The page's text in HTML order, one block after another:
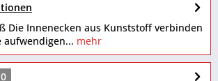
Die Innenecken aus Kunststoff verbinden
aufwendigen... mehr
0